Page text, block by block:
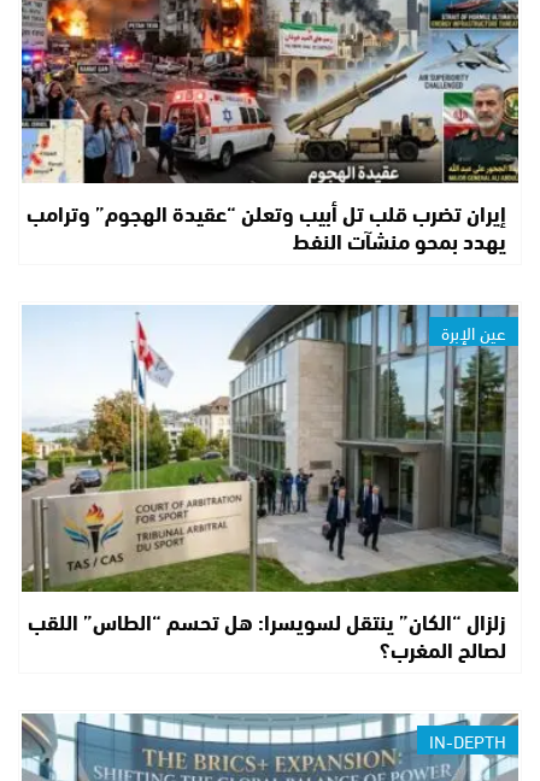
إيران تضرب قلب تل أبيب وتعلن “عقيدة الهجوم” وترامب
يهدد بمحو منشآت النفط
عين الإبرة
زلزال “الكان” ينتقل لسويسرا: هل تحسم “الطاس” اللقب
لصالح المغرب؟
IN-DEPTH